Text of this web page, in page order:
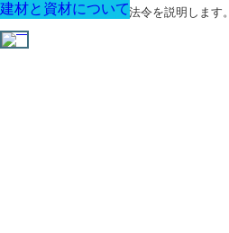
建築に関する用語と関連法令を説明します。
建材と資材について
建材と資材について
建材と資材について
建材と資材について
建材と資材について
建材と資材について
建材と資材について